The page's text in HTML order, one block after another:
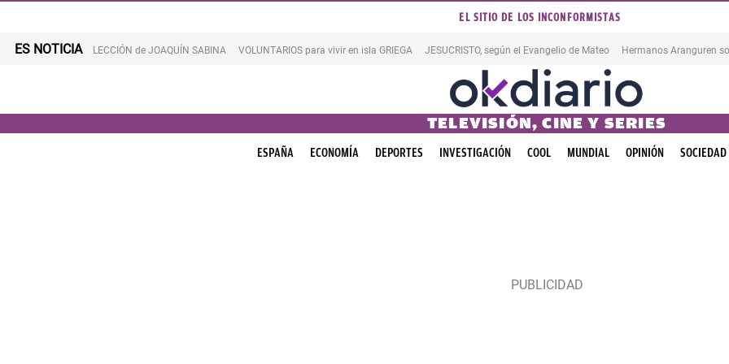
EL SITIO DE LOS INCONFORMISTAS
ES NOTICIA LECCIÓN de JOAQUÍN SABINA VOLUNTARIOS para vivir en isla GRIEGA JESUCRISTO, según el Evangelio de Mateo Hermanos Aranguren
TELEVISIÓN, CINE Y SERIES
ESPAÑA ECONOMÍA DEPORTES INVESTIGACIÓN COOL MUNDIAL OPINIÓN SOCIEDAD